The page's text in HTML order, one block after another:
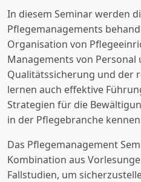
In diesem Seminar werden
Pflegemanagements
Organisation von
Managements von Personal
Qualitätssicherung und der
lernen auch effektive
Strategien für die
in der Pflegebranche
Das Pflegemanagement
Kombination aus
Fallstudien, um